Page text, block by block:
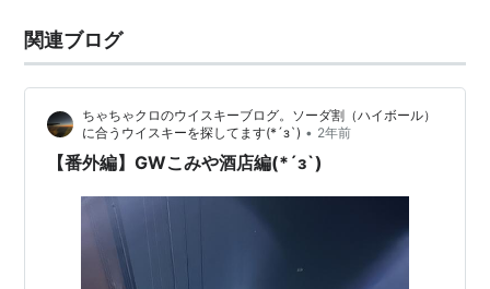
関連ブログ
ちゃちゃクロのウイスキーブログ。ソーダ割（ハイボール）
に合うウイスキーを探してます(*´з`) • 2年前
【番外編】GWこみや酒店編(*´з`)